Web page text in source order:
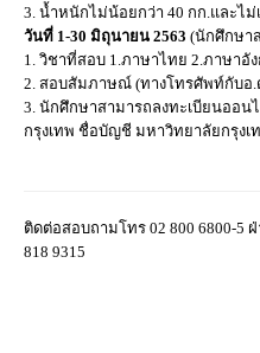
3. น้ำหนักไม่น้อยกว่า 40 กก.และไม่
วันที่ 1-30 มิถุนายน 2563 (นักศึกษา
1. วิชาที่สอบ 1.ภาษาไทย 2.ภาษา
2. สอบสัมภาษณ์ (ทางโทรศัพท์กับอ.
3. นักศึกษาสามารถลงทะเบียนออน
กรุงเทพ ชื่อบัญชี มหาวิทยาลัยกรุงเ
ติดต่อสอบถามโทร 02 800 6800-5
818 9315